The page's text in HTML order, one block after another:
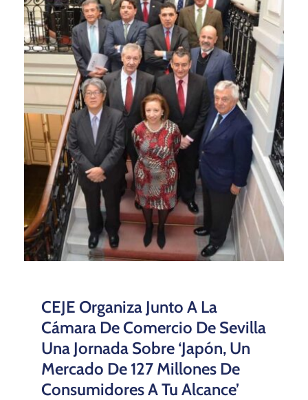
CEJE Organiza Junto A La
Cámara De Comercio De Sevilla
Una Jornada Sobre ‘Japón, Un
Mercado De 127 Millones De
Consumidores A Tu Alcance’